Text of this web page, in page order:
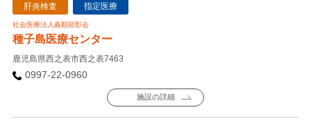
肝炎検査 指定医療
社会医療法人義順顕彰会
種子島医療センター
鹿児島県西之表市西之表7463
0997-22-0960
施設の詳細